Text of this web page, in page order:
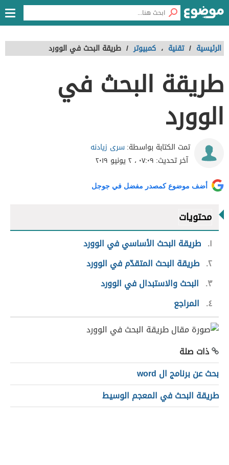
الرئيسية / تقنية ، كمبيوتر / طريقة البحث في الوورد
طريقة البحث في
الوورد
تمت الكتابة بواسطة:سرى زيادنه
آخر تحديث: ٠٧:٠٩ ، ٢ يونيو ٢٠١٩
أضف موضوع كمصدر مفضل في جوجل
محتويات
١ طريقة البحث الأساسي في الوورد
٢ طريقة البحث المتقدّم في الوورد
٣
البحث والاستبدال في الوورد
٤
المراجع
ذات صلة
بحث عن برنامج ال word
طريقة البحث في المعجم الوسيط